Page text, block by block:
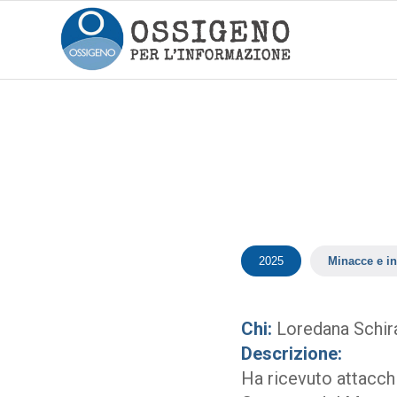
2025 Minacce e
Chi: Loredana
Descrizione:
Ha ricevuto